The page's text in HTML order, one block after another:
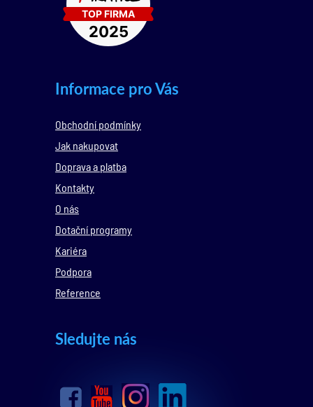
Informace pro Vás
Obchodní podmínky
Jak nakupovat
Doprava a platba
Kontakty
O nás
Dotační programy
Kariéra
Podpora
Reference
Sledujte nás